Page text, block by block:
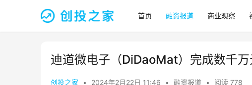
首页 融资报道 商业观察
迪道微电子（DiDaoMat）完成数千
创投之家 • 2024年2月22日 11:46 • 融资报道 • 阅读 778